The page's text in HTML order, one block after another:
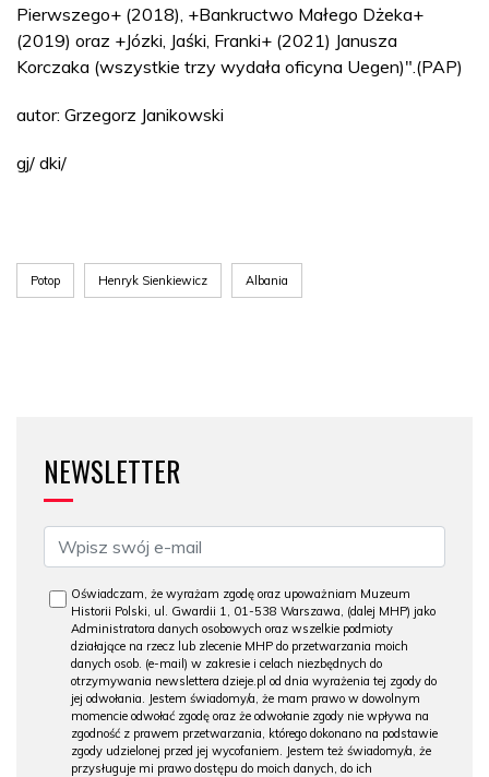
Pierwszego+ (2018), +Bankructwo Małego Dżeka+
(2019) oraz +Józki, Jaśki, Franki+ (2021) Janusza
Korczaka (wszystkie trzy wydała oficyna Uegen)".(PAP)
autor: Grzegorz Janikowski
gj/ dki/
Potop Henryk Sienkiewicz Albania
NEWSLETTER
Oświadczam, że wyrażam zgodę oraz upoważniam Muzeum
Historii Polski, ul. Gwardii 1, 01-538 Warszawa, (dalej MHP) jako
Administratora danych osobowych oraz wszelkie podmioty
działające na rzecz lub zlecenie MHP do przetwarzania moich
danych osob. (e-mail) w zakresie i celach niezbędnych do
otrzymywania newslettera dzieje.pl od dnia wyrażenia tej zgody do
jej odwołania. Jestem świadomy/a, że mam prawo w dowolnym
momencie odwołać zgodę oraz że odwołanie zgody nie wpływa na
zgodność z prawem przetwarzania, którego dokonano na podstawie
zgody udzielonej przed jej wycofaniem. Jestem też świadomy/a, że
przysługuje mi prawo dostępu do moich danych, do ich